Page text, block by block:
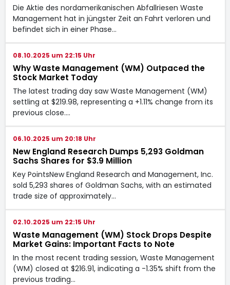
Die Aktie des nordamerikanischen Abfallriesen Waste
Management hat in jüngster Zeit an Fahrt verloren und
befindet sich in einer Phase…
08.10.2025 um 22:15 Uhr
Why Waste Management (WM) Outpaced the
Stock Market Today
The latest trading day saw Waste Management (WM)
settling at $219.98, representing a +1.11% change from its
previous close.…
06.10.2025 um 20:18 Uhr
New England Research Dumps 5,293 Goldman
Sachs Shares for $3.9 Million
Key PointsNew England Research and Management, Inc.
sold 5,293 shares of Goldman Sachs, with an estimated
trade size of approximately…
02.10.2025 um 22:15 Uhr
Waste Management (WM) Stock Drops Despite
Market Gains: Important Facts to Note
In the most recent trading session, Waste Management
(WM) closed at $216.91, indicating a -1.35% shift from the
previous trading…